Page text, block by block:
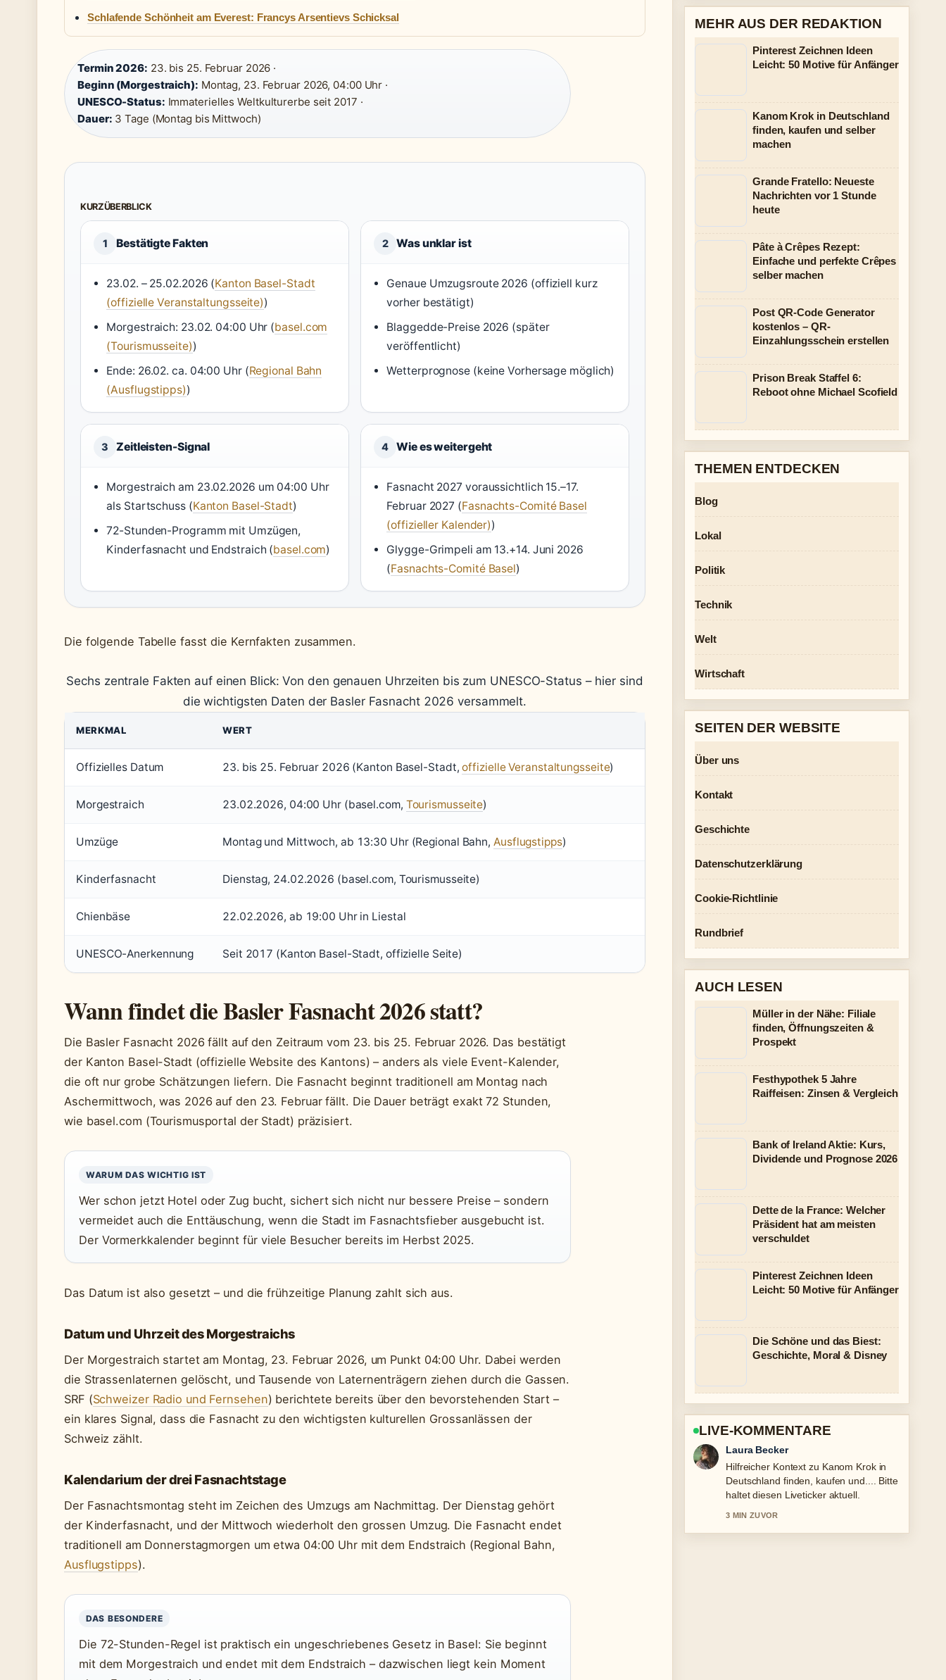
Schlafende Schönheit am Everest: Francys Arsentievs Schicksal
Termin 2026: 23. bis 25. Februar 2026 ·
Beginn (Morgestraich): Montag, 23. Februar 2026, 04:00 Uhr ·
UNESCO-Status: Immaterielles Weltkulturerbe seit 2017 ·
Dauer: 3 Tage (Montag bis Mittwoch)
KURZÜBERBLICK
1 Bestätigte Fakten
23.02. – 25.02.2026 (Kanton Basel-Stadt
(offizielle Veranstaltungsseite))
Morgestraich: 23.02. 04:00 Uhr (basel.com
(Tourismusseite))
Ende: 26.02. ca. 04:00 Uhr (Regional Bahn
(Ausflugstipps))
2 Was unklar ist
Genaue Umzugsroute 2026 (offiziell kurz
vorher bestätigt)
Blaggedde-Preise 2026 (später
veröffentlicht)
Wetterprognose (keine Vorhersage möglich)
3 Zeitleisten-Signal
Morgestraich am 23.02.2026 um 04:00 Uhr
als Startschuss (Kanton Basel-Stadt)
72-Stunden-Programm mit Umzügen,
Kinderfasnacht und Endstraich (basel.com)
4 Wie es weitergeht
Fasnacht 2027 voraussichtlich 15.–17.
Februar 2027 (Fasnachts-Comité Basel
(offizieller Kalender))
Glygge-Grimpeli am 13.+14. Juni 2026
(Fasnachts-Comité Basel)
Die folgende Tabelle fasst die Kernfakten zusammen.
Sechs zentrale Fakten auf einen Blick: Von den genauen Uhrzeiten bis zum UNESCO-Status – hier sind
die wichtigsten Daten der Basler Fasnacht 2026 versammelt.
MERKMAL WERT
Offizielles Datum 23. bis 25. Februar 2026 (Kanton Basel-Stadt,offizielle Veranstaltungsseite)
Morgestraich 23.02.2026, 04:00 Uhr (basel.com, Tourismusseite)
Umzüge Montag und Mittwoch, ab 13:30 Uhr (Regional Bahn, Ausflugstipps)
Kinderfasnacht Dienstag, 24.02.2026 (basel.com, Tourismusseite)
Chienbäse 22.02.2026, ab 19:00 Uhr in Liestal
UNESCO-Anerkennung Seit 2017 (Kanton Basel-Stadt, offizielle Seite)
Wann findet die Basler Fasnacht 2026 statt?
Die Basler Fasnacht 2026 fällt auf den Zeitraum vom 23. bis 25. Februar 2026. Das bestätigt
der Kanton Basel-Stadt (offizielle Website des Kantons) – anders als viele Event-Kalender,
die oft nur grobe Schätzungen liefern. Die Fasnacht beginnt traditionell am Montag nach
Aschermittwoch, was 2026 auf den 23. Februar fällt. Die Dauer beträgt exakt 72 Stunden,
wie basel.com (Tourismusportal der Stadt) präzisiert.
WARUM DAS WICHTIG IST
Wer schon jetzt Hotel oder Zug bucht, sichert sich nicht nur bessere Preise – sondern
vermeidet auch die Enttäuschung, wenn die Stadt im Fasnachtsfieber ausgebucht ist.
Der Vormerkkalender beginnt für viele Besucher bereits im Herbst 2025.
Das Datum ist also gesetzt – und die frühzeitige Planung zahlt sich aus.
Datum und Uhrzeit des Morgestraichs
Der Morgestraich startet am Montag, 23. Februar 2026, um Punkt 04:00 Uhr. Dabei werden
die Strassenlaternen gelöscht, und Tausende von Laternenträgern ziehen durch die Gassen.
SRF (Schweizer Radio und Fernsehen) berichtete bereits über den bevorstehenden Start –
ein klares Signal, dass die Fasnacht zu den wichtigsten kulturellen Grossanlässen der
Schweiz zählt.
Kalendarium der drei Fasnachtstage
Der Fasnachtsmontag steht im Zeichen des Umzugs am Nachmittag. Der Dienstag gehört
der Kinderfasnacht, und der Mittwoch wiederholt den grossen Umzug. Die Fasnacht endet
traditionell am Donnerstagmorgen um etwa 04:00 Uhr mit dem Endstraich (Regional Bahn,
Ausflugstipps).
DAS BESONDERE
Die 72-Stunden-Regel ist praktisch ein ungeschriebenes Gesetz in Basel: Sie beginnt
mit dem Morgestraich und endet mit dem Endstraich – dazwischen liegt kein Moment
MEHR AUS DER REDAKTION
Pinterest Zeichnen Ideen
Leicht: 50 Motive für Anfänger
Kanom Krok in Deutschland
finden, kaufen und selber
machen
Grande Fratello: Neueste
Nachrichten vor 1 Stunde
heute
Pâte à Crêpes Rezept:
Einfache und perfekte Crêpes
selber machen
Post QR-Code Generator
kostenlos – QR-
Einzahlungsschein erstellen
Prison Break Staffel 6:
Reboot ohne Michael Scofield
THEMEN ENTDECKEN
Blog
Lokal
Politik
Technik
Welt
Wirtschaft
SEITEN DER WEBSITE
Über uns
Kontakt
Geschichte
Datenschutzerklärung
Cookie-Richtlinie
Rundbrief
AUCH LESEN
Müller in der Nähe: Filiale
finden, Öffnungszeiten &
Prospekt
Festhypothek 5 Jahre
Raiffeisen: Zinsen & Vergleich
Bank of Ireland Aktie: Kurs,
Dividende und Prognose 2026
Dette de la France: Welcher
Präsident hat am meisten
verschuldet
Pinterest Zeichnen Ideen
Leicht: 50 Motive für Anfänger
Die Schöne und das Biest:
Geschichte, Moral & Disney
LIVE-KOMMENTARE
Nico Hoffmann
Die Berichterstattung zu Grande
Fratello: Neueste Nachrichten vor 1
Stunde... wirkt solide und sehr gut